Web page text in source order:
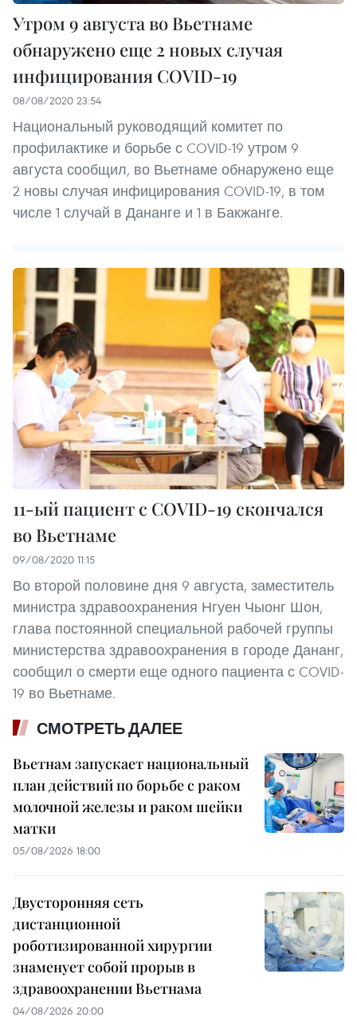
Утром 9 августа во Вьетнаме
обнаружено еще 2 новых случая
инфицирования COVID-19
08/08/2020 23:54
Национальный руководящий комитет по
профилактике и борьбе с COVID-19 утром 9
августа сообщил, во Вьетнаме обнаружено еще
2 новы случая инфицирования COVID-19, в том
числе 1 случай в Дананге и 1 в Бакжанге.
11-ый пациент с COVID-19 скончался
во Вьетнаме
09/08/2020 11:15
Во второй половине дня 9 августа, заместитель
министра здравоохранения Нгуен Чыонг Шон,
глава постоянной специальной рабочей группы
министерства здравоохранения в городе Дананг,
сообщил о смерти еще одного пациента с COVID-
19 во Вьетнаме.
СМОТРЕТЬ ДАЛЕЕ
Вьетнам запускает национальный
план действий по борьбе с раком
молочной железы и раком шейки
матки
05/08/2026 18:00
Двусторонняя сеть
дистанционной
роботизированной хирургии
знаменует собой прорыв в
здравоохранении Вьетнама
04/08/2026 20:00